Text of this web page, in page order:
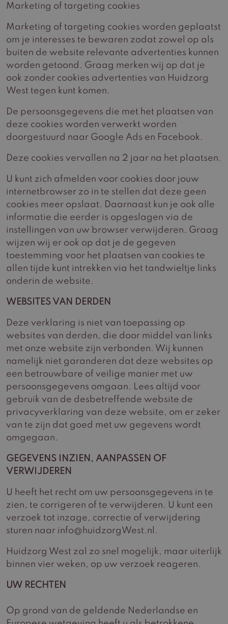
Marketing of targeting cookies
Marketing of targeting cookies worden geplaatst
om je interesses te bewaren zodat zowel op als
buiten de website relevante advertenties kunnen
worden getoond. Graag merken wij op dat je
ook zonder cookies advertenties van Huidzorg
West tegen kunt komen.
De persoonsgegevens die met het plaatsen van
deze cookies worden verwerkt worden
doorgestuurd naar Google Ads en Facebook.
Deze cookies vervallen na 2 jaar na het plaatsen.
U kunt zich afmelden voor cookies door jouw
internetbrowser zo in te stellen dat deze geen
cookies meer opslaat. Daarnaast kun je ook alle
informatie die eerder is opgeslagen via de
instellingen van uw browser verwijderen. Graag
wijzen wij er ook op dat je de gegeven
toestemming voor het plaatsen van cookies te
allen tijde kunt intrekken via het tandwieltje links
onderin de website.
WEBSITES VAN DERDEN
Deze verklaring is niet van toepassing op
websites van derden, die door middel van links
met onze website zijn verbonden. Wij kunnen
namelijk niet garanderen dat deze websites op
een betrouwbare of veilige manier met uw
persoonsgegevens omgaan. Lees altijd voor
gebruik van de desbetreffende website de
privacyverklaring van deze website, om er zeker
van te zijn dat goed met uw gegevens wordt
omgegaan.
GEGEVENS INZIEN, AANPASSEN OF
VERWIJDEREN
U heeft het recht om uw persoonsgegevens in te
zien, te corrigeren of te verwijderen. U kunt een
verzoek tot inzage, correctie of verwijdering
sturen naar info@huidzorgWest.nl.
Huidzorg West zal zo snel mogelijk, maar uiterlijk
binnen vier weken, op uw verzoek reageren.
UW RECHTEN
Op grond van de geldende Nederlandse en